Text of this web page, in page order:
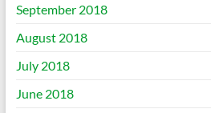
September 2018
August 2018
July 2018
June 2018